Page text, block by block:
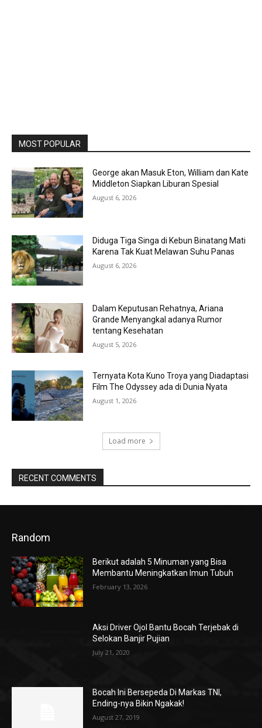
MOST POPULAR
George akan Masuk Eton, William dan Kate
Middleton Siapkan Liburan Spesial
August 6, 2026
Diduga Tiga Singa di Kebun Binatang Mati
Karena Tak Kuat Melawan Suhu Panas
August 6, 2026
Dalam Keputusan Rehatnya, Ariana
Grande Menyangkal adanya Rumor
tentang Kesehatan
August 5, 2026
Ternyata Kota Kuno Troya yang Diadaptasi
Film The Odyssey ada di Dunia Nyata
August 1, 2026
Load more
RECENT COMMENTS
Random
Berikut adalah 5 Minuman yang Bisa
Membantu Meningkatkan Imun Tubuh
February 13, 2026
Aksi Driver Ojol Bantu Bocah Terjebak di
Selokan Banjir Pujian
July 21, 2020
Bocah Ini Bersepeda Di Markas TNI,
Ending-nya Bikin Ngakak!
August 27, 2019